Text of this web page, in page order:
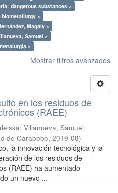
dangerous substances ×
×
Magaly ×
Samuel ×
×
Mostrar filtros avanzados
en los residuos de
(RAEE)
; Villanueva, Samuel;
de Carabobo, 2019-08)
la innovación tecnológica y la
de los residuos de
(RAEE) ha aumentado
un nuevo ...